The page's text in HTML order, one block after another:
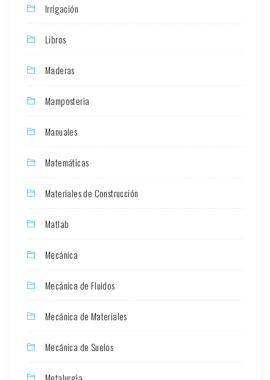
Irrigación
Libros
Maderas
Mamposteria
Manuales
Matemáticas
Materiales de Construcción
Matlab
Mecánica
Mecánica de Fluidos
Mecánica de Materiales
Mecánica de Suelos
Metalurgia